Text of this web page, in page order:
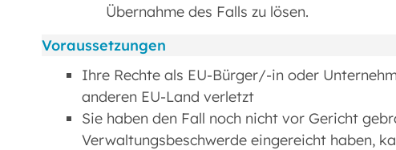
Übernahme des Falls zu lösen.
Voraussetzungen
Ihre Rechte als EU-Bürger/-in oder
anderen EU-Land verletzt
Sie haben den Fall noch nicht vor Gericht
Verwaltungsbeschwerde eingereicht haben,